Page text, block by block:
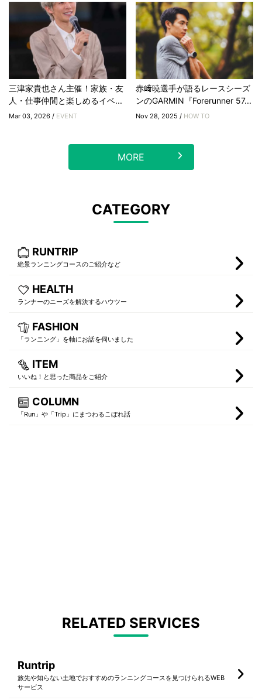
三津家貴也さん主催！家族・友
人・仕事仲間と楽しめるイベ...
Mar 03, 2026 / EVENT
赤﨑暁選手が語るレースシーズ
ンのGARMIN『Forerunner 57...
Nov 28, 2025 / HOW TO
MORE
CATEGORY
RUNTRIP
絶景ランニングコースのご紹介など
HEALTH
ランナーのニーズを解決するハウツー
FASHION
「ランニング」を軸にお話を伺いました
ITEM
いいね！と思った商品をご紹介
COLUMN
「Run」や「Trip」にまつわるこぼれ話
RELATED SERVICES
Runtrip
旅先や知らない土地でおすすめのランニングコースを見つけられるWEB
サービス